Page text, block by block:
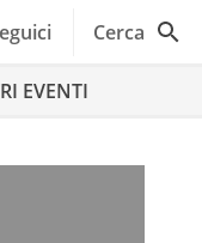
Cerca
EVENTI